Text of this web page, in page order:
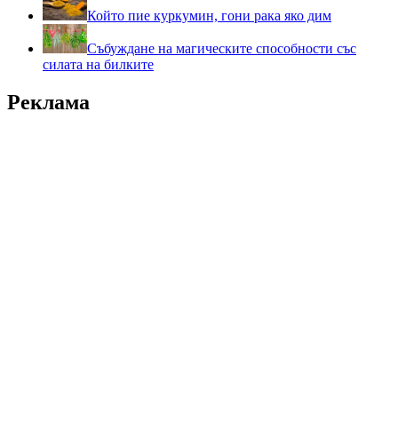
Който пие куркумин, гони рака яко дим
Събуждане на магическите способности със
силата на билките
Реклама